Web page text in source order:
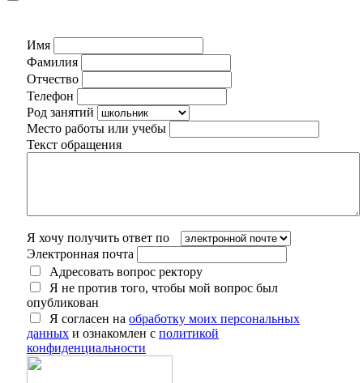
Имя
Фамилия
Отчество
Телефон
Род занятий
Место работы или учебы
Текст обращения
Я хочу получить ответ по
Электронная почта
Адресовать вопрос ректору
Я не против того, чтобы мой вопрос был
опубликован
Я согласен на обработку моих персональных
данных и ознакомлен с политикой
конфиденциальности